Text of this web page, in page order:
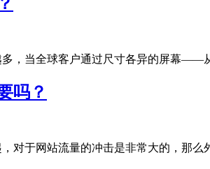
多，当全球客户通过尺寸各异的屏幕
吗？
对于网站流量的冲击是非常大的，那么